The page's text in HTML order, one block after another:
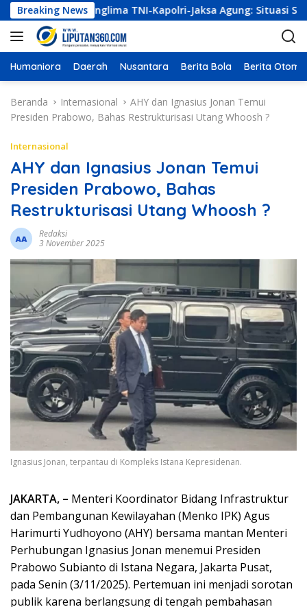
a
g
u
Breaking News
Panglima TNI-Kapolri-Jaksa Agung: Situasi Sangat
Humaniora Daerah Nusantara Berita Bola Berita
Beranda Internasional
AHY dan Ignasius Jonan Temui
Presiden Prabowo, Bahas Restrukturisasi Utang Whoosh ?
Internasional
AHY dan Ignasius Jonan Temui
Presiden Prabowo, Bahas
Restrukturisasi Utang Whoosh ?
Redaksi
3 November 2025
Ignasius Jonan, terpantau di Kompleks Istana Kepresidenan.
JAKARTA, – Menteri Koordinator Bidang Infrastruktur
dan Pembangunan Kewilayahan (Menko IPK) Agus
Harimurti Yudhoyono (AHY) bersama mantan Menteri
Perhubungan Ignasius Jonan menemui Presiden
Prabowo Subianto di Istana Negara, Jakarta Pusat,
pada Senin (3/11/2025). Pertemuan ini menjadi sorotan
publik karena berlangsung di tengah pembahasan